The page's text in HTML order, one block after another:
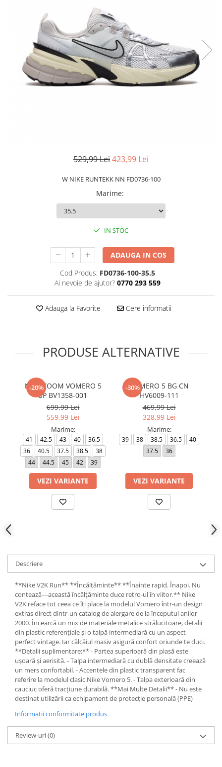
Pantofi sport femei
Slapi femei
529,99 Lei423,99 Lei
W NIKE RUNTEKK NN FD0736-100
Marime:
IN STOC
ADAUGA IN COS
Cod Produs: FD0736-100-35.5
Ai nevoie de ajutor? 0770 293 559
Adauga la Favorite Cere informatii
PRODUSE ALTERNATIVE
-20%
NIKE ZOOM VOMERO 5
SP BV1358-001
699,99 Lei
559,99 Lei
Marime:
41 42.5 43 40
36.5
36
40.5 37.5 38.5
38
44
44.5 45 42 39
VEZI VARIANTE
-30%
VOMERO 5 BG CN
HV6009-111
469,99 Lei
328,99 Lei
Marime:
39 38 38.5 36.5
40
37.5
36
VEZI VARIANTE
Descriere
**Nike V2K Run** **Încălțăminte** **Înainte rapid. Înapoi. Nu
contează—această încălțăminte duce retro-ul în viitor.** Nike
V2K reface tot ceea ce îți place la modelul Vomero într-un design
extras direct dintr-un catalog de alergare de la începutul anilor
2000. Încearcă un mix de materiale metalice strălucitoare, detalii
din plastic referențiale și o talpă intermediară cu un aspect
perfect vintage. Iar călcâiul masiv asigură confort oriunde te duci.
**Detalii suplimentare:** - Partea superioară din plasă este
ușoară și aerisită. - Talpa intermediară cu dublă densitate creează
un mers confortabil. - Accentele din plastic transparent fac
referire la modelul clasic Nike Vomero 5. - Talpa exterioară din
cauciuc oferă tracțiune durabilă. **Mai Multe Detalii** - Nu este
destinat utilizării ca echipament de protecție personală (PPE)
Informatii conformitate produs
Review-uri(0)